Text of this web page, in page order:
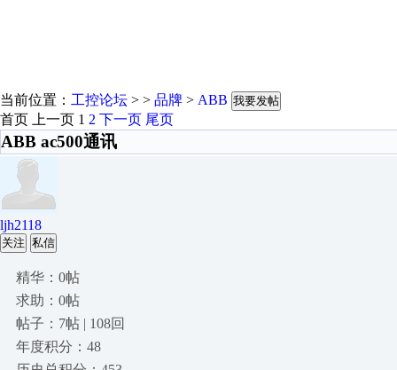
当前位置： 工控论坛 > > 品牌 > ABB 我要发帖
首页 上一页 1 2 下一页 尾页
ABB ac500通讯
ljh2118
关注 私信
精华：0帖
求助：0帖
帖子：7帖 | 108回
年度积分：48